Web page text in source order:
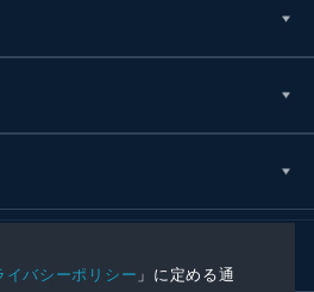
イバシーポリシー 」に定める通